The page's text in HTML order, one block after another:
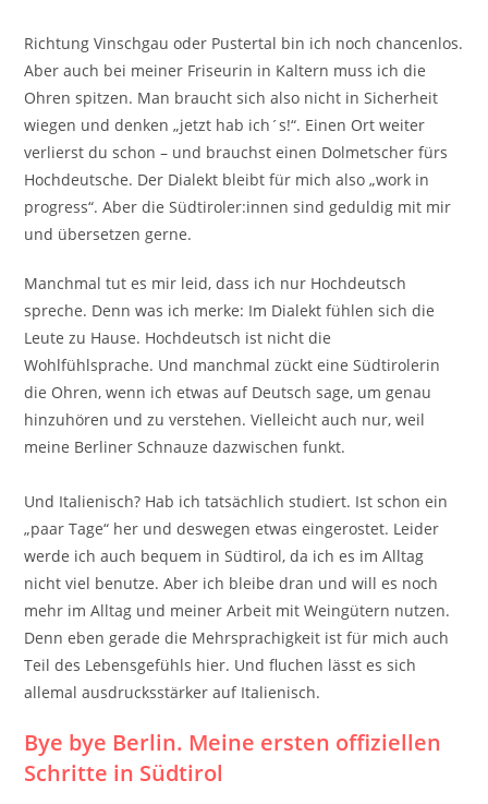
Richtung Vinschgau oder Pustertal bin ich noch chancenlos.
Aber auch bei meiner Friseurin in Kaltern muss ich die
Ohren spitzen. Man braucht sich also nicht in Sicherheit
wiegen und denken „jetzt hab ich´s!“. Einen Ort weiter
verlierst du schon – und brauchst einen Dolmetscher fürs
Hochdeutsche. Der Dialekt bleibt für mich also „work in
progress“. Aber die Südtiroler:innen sind geduldig mit mir
und übersetzen gerne.
Manchmal tut es mir leid, dass ich nur Hochdeutsch
spreche. Denn was ich merke: Im Dialekt fühlen sich die
Leute zu Hause. Hochdeutsch ist nicht die
Wohlfühlsprache. Und manchmal zückt eine Südtirolerin
die Ohren, wenn ich etwas auf Deutsch sage, um genau
hinzuhören und zu verstehen. Vielleicht auch nur, weil
meine Berliner Schnauze dazwischen funkt.
Und Italienisch? Hab ich tatsächlich studiert. Ist schon ein
„paar Tage“ her und deswegen etwas eingerostet. Leider
werde ich auch bequem in Südtirol, da ich es im Alltag
nicht viel benutze. Aber ich bleibe dran und will es noch
mehr im Alltag und meiner Arbeit mit Weingütern nutzen.
Denn eben gerade die Mehrsprachigkeit ist für mich auch
Teil des Lebensgefühls hier. Und fluchen lässt es sich
allemal ausdrucksstärker auf Italienisch.
Bye bye Berlin. Meine ersten offiziellen
Schritte in Südtirol